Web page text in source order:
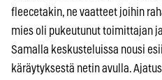
fleecetakin, ne vaatteet joihin
mies oli pukeutunut toimittajan
Samalla keskusteluissa nousi
käräytyksestä netin avulla.